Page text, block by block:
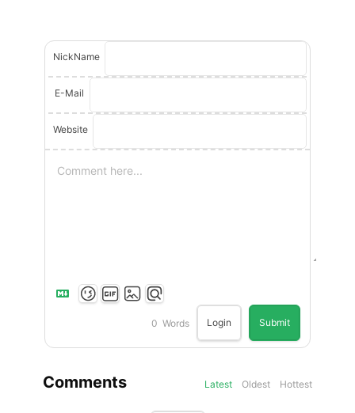
NickName
E-Mail
Website
0 Words Login Submit
Comments Latest Oldest Hottest